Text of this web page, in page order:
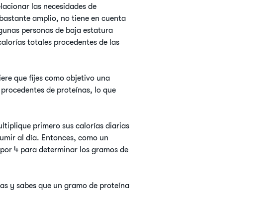
las necesidades de
amplio, no tiene en cuenta
personas de baja estatura
totales procedentes de las
que fijes como objetivo una
de proteínas, lo que
primero sus calorías diarias
al día. Entonces, como un
4 para determinar los gramos de
y sabes que un gramo de proteína